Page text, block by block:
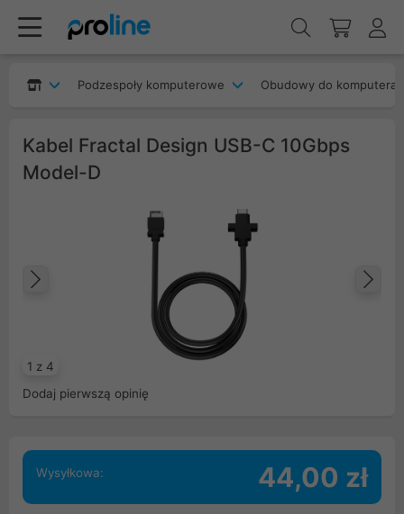
Podzespoły komputerowe Obudowy do komputera
Kabel Fractal Design USB-C 10Gbps
Model-D
1 z 4
Poprzedni
Dodaj pierwszą opinię
Wysyłkowa: 44,00 zł